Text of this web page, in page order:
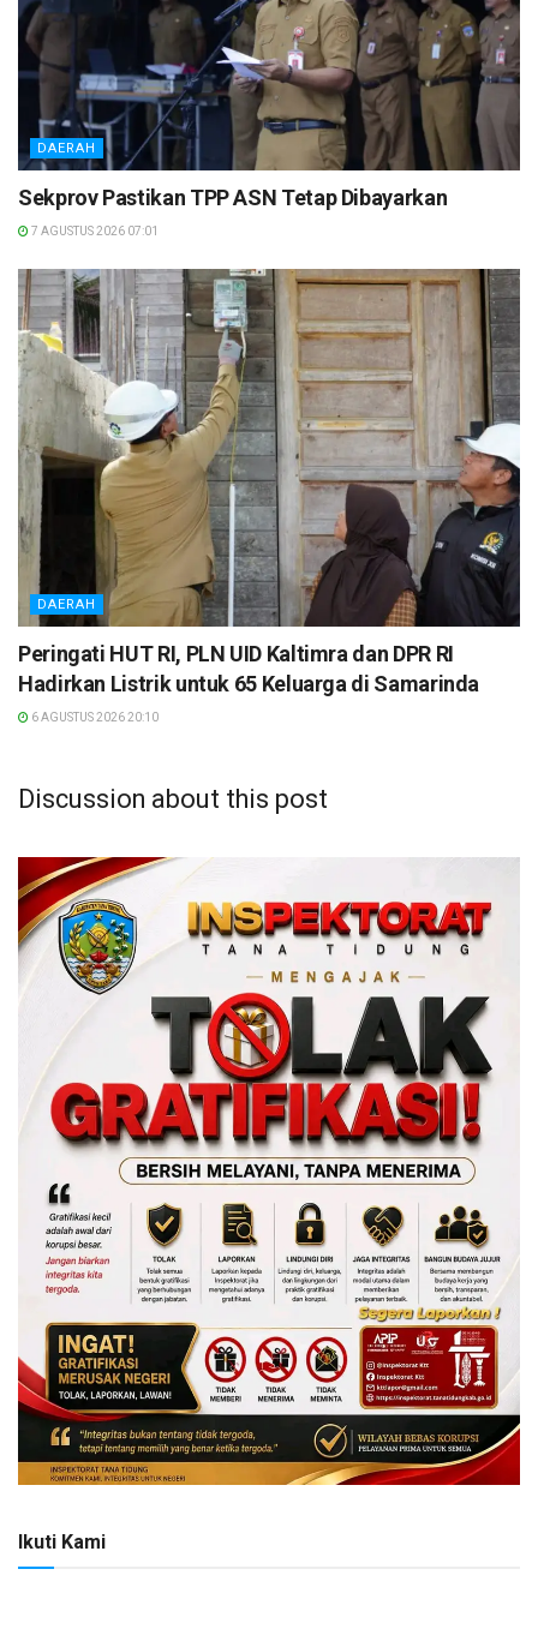
DAERAH
Sekprov Pastikan TPP ASN Tetap Dibayarkan
7 AGUSTUS 2026 07:01
DAERAH
Peringati HUT RI, PLN UID Kaltimra dan DPR RI
Hadirkan Listrik untuk 65 Keluarga di Samarinda
6 AGUSTUS 2026 20:10
Discussion about this post
Ikuti Kami